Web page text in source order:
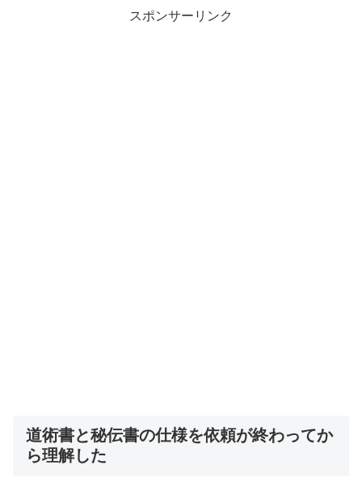
スポンサーリンク
道術書と秘伝書の仕様を依頼が終わってか
ら理解した